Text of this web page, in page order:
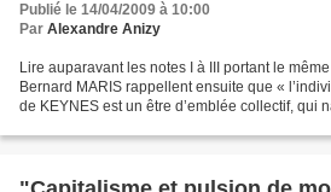
Publié le 14/04/2009 à 10:00
Par Alexandre Anizy
Lire auparavant les notes I à III portant le
Bernard MARIS rappellent ensuite que «
de KEYNES est un être d’emblée collectif, qui